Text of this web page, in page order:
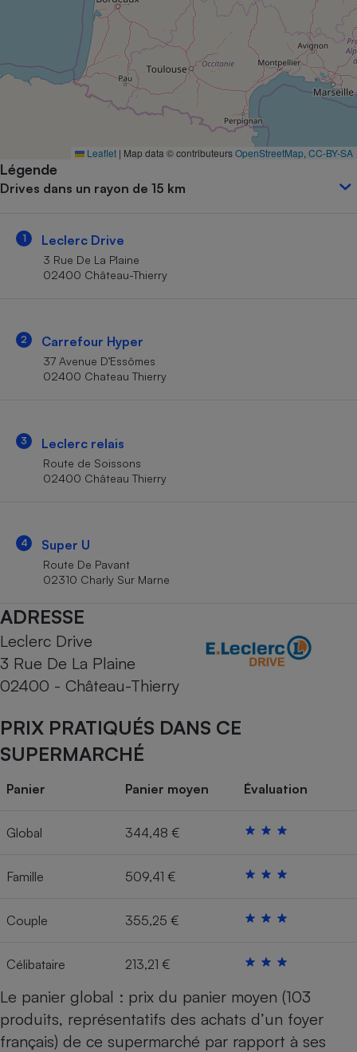
Leaflet | Map data © contributeursOpenStreetMap CC-BY-SA
Légende
Drives dans un rayon de 15 km
1 Leclerc Drive
3 Rue De La Plaine
02400 Château-Thierry
2 Carrefour Hyper
37 Avenue D’Essômes
02400 Chateau Thierry
3 Leclerc relais
Route de Soissons
02400 Château Thierry
4 Super U
Route De Pavant
02310 Charly Sur Marne
ADRESSE
Leclerc Drive
3 Rue De La Plaine
02400 - Château-Thierry
PRIX PRATIQUÉS DANS CE
SUPERMARCHÉ
Panier Panier moyen Évaluation
Global 344,48 €
Famille 509,41 €
Couple 355,25 €
Célibataire 213,21 €
Le panier global : prix du panier moyen (103
produits, représentatifs des achats d’un foyer
français) de ce supermarché par rapport à ses
Complément
alimentaire
Assurance emprunteur
Banque
Petit électroménager -
Matelas
Mutuelle